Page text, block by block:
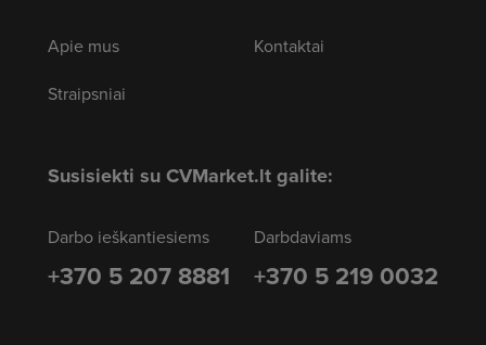
Apie mus
Straipsniai
Kontaktai
Susisiekti su CVMarket.lt galite:
Darbo ieškantiesiems
+370 5 207 8881
Darbdaviams
+370 5 219 0032